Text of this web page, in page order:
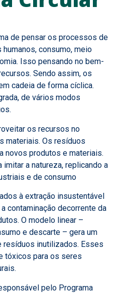
de pensar os processos de
consumo, meio
Isso pensando no bem-
Sendo assim, os
cadeia de forma cíclica.
de vários modos
os recursos no
materiais. Os resíduos
novos produtos e materiais.
a natureza, replicando a
e de consumo
à extração insustentável
contaminação decorrente da
O modelo linear –
e descarte – gera um
resíduos inutilizados. Esses
tóxicos para os seres
pelo Programa